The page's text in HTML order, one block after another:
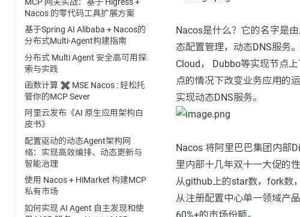
Nacos 的零代码工具扩展方案
基于Spring AI Alibaba + Nacos的
分布式Multi-Agent构建指南
分布式 Multi Agent 安全高可用探
索与实践
函数计算 ✖️ MSE Nacos : 轻松托
管你的MCP Sever
阿里云发布《AI 原生应用架构白
皮书》
配置驱动的动态Agent架构网
络：实现高效编排、动态更新与
智能治理
使用 Nacos + HiMarket 构建MCP
私有市场
如何实现 AI Agent 自主发现和使
Nacos是什么？它的名字是
态配置管理，动态DNS服务
Cloud， Dubbo等实现节点
点的情况下改变业务应用的
实现动态DNS服务。
Nacos 将阿里巴巴集团内部
里内部十几年双十一大促的
从github上的star数，fork数
从注册配置中心单一领域产